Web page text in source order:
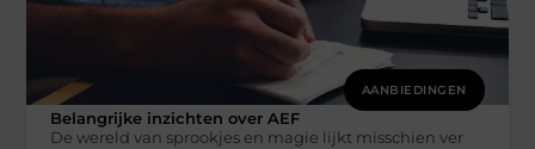
AANBIEDINGEN
Belangrijke inzichten over AEF
De wereld van sprookjes en magie lijkt misschien ver